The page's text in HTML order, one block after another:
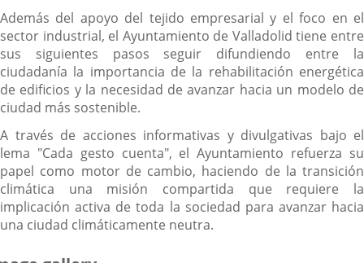
Además del apoyo del tejido empresarial y el foco en el
sector industrial, el Ayuntamiento de Valladolid tiene entre
sus siguientes pasos seguir difundiendo entre la
ciudadanía la importancia de la rehabilitación energética
de edificios y la necesidad de avanzar hacia un modelo de
ciudad más sostenible.
A través de acciones informativas y divulgativas bajo el
lema "Cada gesto cuenta", el Ayuntamiento refuerza su
papel como motor de cambio, haciendo de la transición
climática una misión compartida que requiere la
implicación activa de toda la sociedad para avanzar hacia
una ciudad climáticamente neutra.